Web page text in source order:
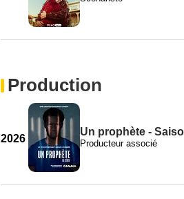
Production
2026
Un prophète -
Producteur associé